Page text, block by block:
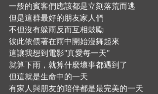
一般的賓客們應該都是立刻落荒而逃
但是這群最好的朋友家人們
不但沒有躲雨反而互相鼓勵
彼此依偎著在雨中開始漫舞起來
這讓我想到電影"真愛每一天"
就算下雨，就算什麼壞事都遇到了
但這就是生命中的一天
有家人與朋友的陪伴都是最完美的一天